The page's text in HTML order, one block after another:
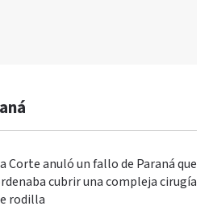
Corte anuló un fallo de Paraná que
cubrir una compleja cirugía
rodilla